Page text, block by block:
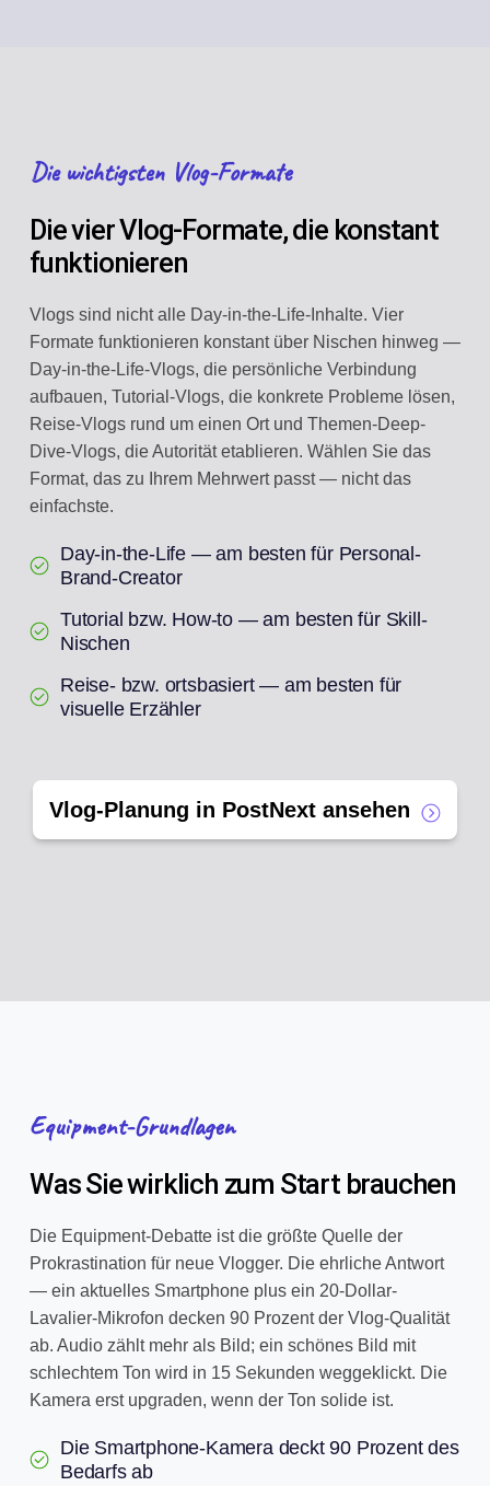
Die wichtigsten Vlog-Formate
Die vier Vlog-Formate, die konstant
funktionieren
Vlogs sind nicht alle Day-in-the-Life-Inhalte. Vier
Formate funktionieren konstant über Nischen hinweg —
Day-in-the-Life-Vlogs, die persönliche Verbindung
aufbauen, Tutorial-Vlogs, die konkrete Probleme lösen,
Reise-Vlogs rund um einen Ort und Themen-Deep-
Dive-Vlogs, die Autorität etablieren. Wählen Sie das
Format, das zu Ihrem Mehrwert passt — nicht das
einfachste.
Day-in-the-Life — am besten für Personal-
Brand-Creator
Tutorial bzw. How-to — am besten für Skill-
Nischen
Reise- bzw. ortsbasiert — am besten für
visuelle Erzähler
Vlog-Planung in PostNext ansehen
Equipment-Grundlagen
Was Sie wirklich zum Start brauchen
Die Equipment-Debatte ist die größte Quelle der
Prokrastination für neue Vlogger. Die ehrliche Antwort
— ein aktuelles Smartphone plus ein 20-Dollar-
Lavalier-Mikrofon decken 90 Prozent der Vlog-Qualität
ab. Audio zählt mehr als Bild; ein schönes Bild mit
schlechtem Ton wird in 15 Sekunden weggeklickt. Die
Kamera erst upgraden, wenn der Ton solide ist.
Die Smartphone-Kamera deckt 90 Prozent des
Bedarfs ab